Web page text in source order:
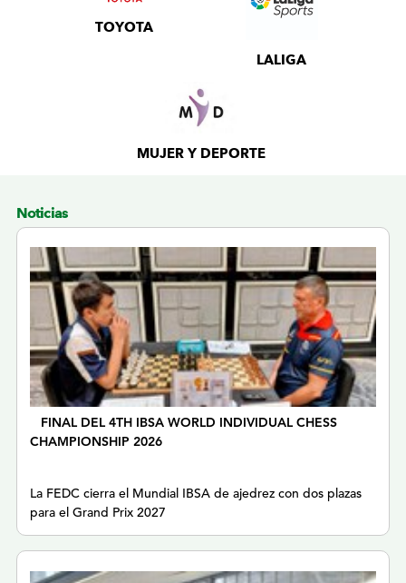
TOYOTA
LALIGA
MUJER Y DEPORTE
Noticias
FINAL DEL 4TH IBSA WORLD INDIVIDUAL CHESS
CHAMPIONSHIP 2026
La FEDC cierra el Mundial IBSA de ajedrez con dos plazas
para el Grand Prix 2027